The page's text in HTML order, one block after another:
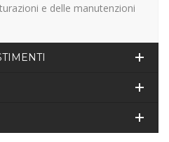
e delle manutenzioni